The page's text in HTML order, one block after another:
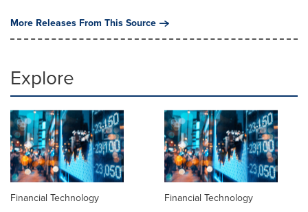
More Releases From This Source
Explore
Financial Technology Financial Technology